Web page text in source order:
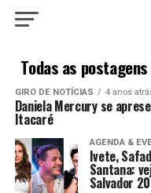
Todas as
GIRO DE NOTÍCIAS 4 anos
Daniela Mercury se
Itacaré
AGENDA &
Ivete,
Santana:
Salvador